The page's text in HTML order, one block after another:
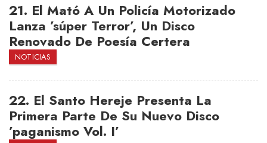
21. El Mató A Un Policía Motorizado
Lanza ’súper Terror’, Un Disco
Renovado De Poesía Certera
NOTICIAS
22. El Santo Hereje Presenta La
Primera Parte De Su Nuevo Disco
’paganismo Vol. I’